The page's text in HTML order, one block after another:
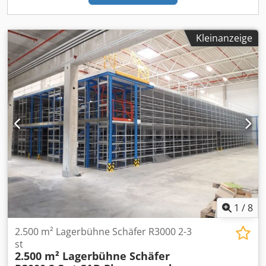
Durchführung von Versteigerungen im Auftrag. Unser Full-
Service durch eigene Mitarbeiter: Katalogisierung, Büro-
Aufbereitung, Besichtigung, Warenausgabe, Logistik,
Rückbau und besenreine Übergabe. Egal ob Sie über
Schwerlastregale auf uns aufmerksam wurden oder ein
Schwerlastregal verzinkt / Regalsystem Schwerlast suchen
– wir garantieren beste Konditionen. Kontaktieren Sie uns
für ein unverbindliches Angebot!
Zubehörkatalog. Ware ist auf Lager. Transport und
auf Anfrage. Über 2000 Meter vorhanden. Besichtigung
jederzeit nach Vereinbarung möglich. Weitere Infos auf
Anfrage. Ständig über 5000 lfm Palettenregale von
zahlreichen Herstellern auf Lager. (Änderungen und
Irrtümer in den technischen Daten, Angaben und Preisen
sowie Zwischenverkauf vorbehalten! Siehe unsere AGB,
alle Preise excl. Mwst. ab Lager) Lenox Trading – Top
Lagertechnik & Schwerlastregale gebraucht & neu
Beschreibungstext: Suchen Sie hochwertige Lagerregale
zum Kaufen? Lenox Trading ist mit rund 100 eigenen
Mitarbeitern einer der größten Händler für neue und
gebrauchte Lagertechnik im gesamten DACH-Raum
(Österreich, Deutschland, Schweiz). ⚡ PROMPT
VERFÜGBAR: • Über 10.000 Laufmeter Regale prompt
lieferbar • 20.000 m² Lagerbühnen & Stahlbaubühnen
sofort verfügbar • Wöchentlich 30–50 Sattelschlepper
Warenumschlag für maximale Auswahl 📦 UNSER
SORTIMENT (GÜNSTIG ONLINE KAUFEN): Egal ob
Palettenregal, Schwerlastregal, Hochregale kaufen,
Kleinanzeige
1 /8
2.500 m² Lagerbühne Schäfer R3000 2-3
st
2.500 m² Lagerbühne Schäfer